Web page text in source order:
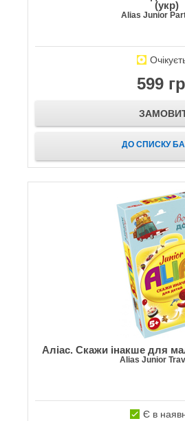
(укр)
Alias Junior
599
ДО СПИСКУ
Аліас. Скажи інакше для
Alias Junior
Є в